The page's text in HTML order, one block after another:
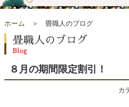
ホーム ＞ 畳職人のブログ
畳職人のブログ
Blog
８月の期間限定割引！
カ